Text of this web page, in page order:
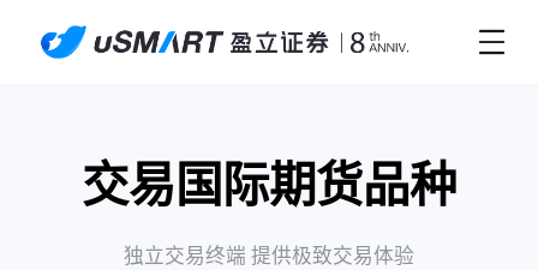
交易国际期货品种
独立交易终端 提供极致交易体验